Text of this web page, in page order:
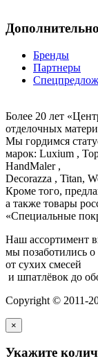
Дополнительно
Бренды
Партнеры
Более 20 лет
отделочных
Мы гордимся
марок: Luxium ,
HandMaler ,
Decorazza , Titan,
Кроме того,
а также товары
«Специальные
Наш ассортимент
мы позаботились
от сухих смесей
и шпатлёвок до
Copyright © 2011-
×
Укажите